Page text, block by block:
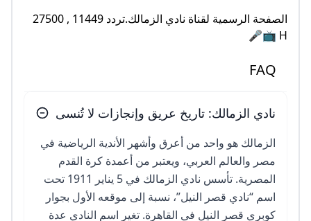
الصفحة الرسمية لقناة نادي الزمالك.تردد 11449 , 27500
H 📺🎤
FAQ
نادي الزمالك: تاريخ عريق وإنجازات لا تُنسى
الزمالك هو واحد من أعرق وأشهر الأندية الرياضية في
مصر والعالم العربي، ويعتبر من أعمدة كرة القدم
المصرية. تأسس نادي الزمالك في 5 يناير 1911 تحت
اسم “نادي قصر النيل”، نسبة إلى موقعه الأول بجوار
كوبري قصر النيل في القاهرة. تغير اسم النادي عدة